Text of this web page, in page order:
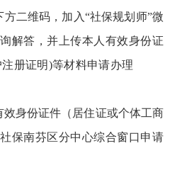
方二维码，加入“社保规划师”微
解答，并上传本人有效身份证
注册证明)等材料申请办理
效身份证件（居住证或个体工商
保南芬区分中心综合窗口申请